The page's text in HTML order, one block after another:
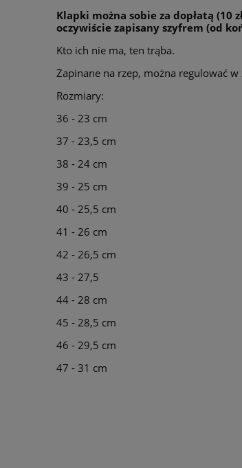
Klapki można sobie za dopłatą
oczywiście zapisany szyfrem (od
Kto ich nie ma, ten trąba.
Zapinane na rzep, można regulować
Rozmiary:
36 - 23 cm
37 - 23,5 cm
38 - 24 cm
39 - 25 cm
40 - 25,5 cm
41 - 26 cm
42 - 26,5 cm
43 - 27,5
44 - 28 cm
45 - 28,5 cm
46 - 29,5 cm
47 - 31 cm